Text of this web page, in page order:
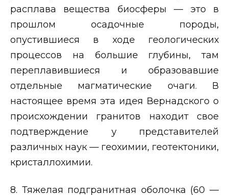
расплава вещества биосферы — это в
прошлом осадочные породы,
опустившиеся в ходе геологических
процессов на большие глубины, там
переплавившиеся и образовавшие
отдельные магматические очаги. В
настоящее время эта идея Вернадского о
происхождении гранитов находит свое
подтверждение у представителей
различных наук — геохимии, геотектоники,
кристаллохимии.
8. Тяжелая подгранитная оболочка (60 —